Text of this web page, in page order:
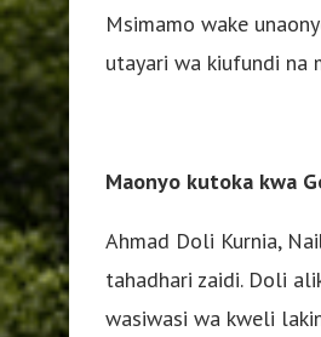
Msimamo wake
utayari wa kiufundi na
Maonyo kutoka kwa
Ahmad Doli Kurnia,
tahadhari zaidi. Doli
wasiwasi wa kweli